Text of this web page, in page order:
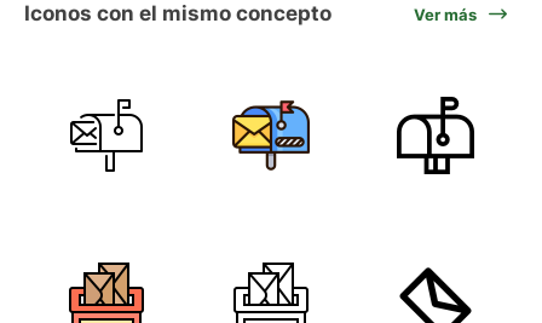
Iconos con el mismo concepto Ver más